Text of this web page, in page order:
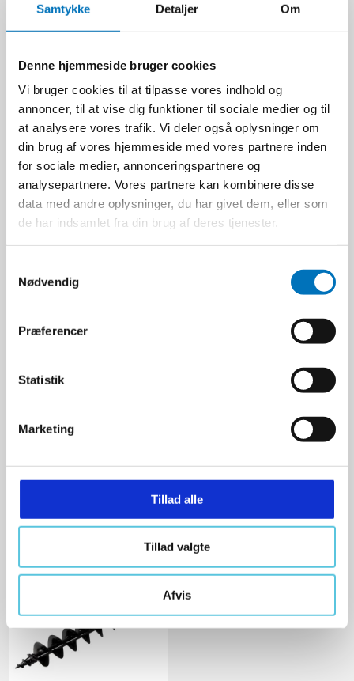
Samtykke Detaljer Om
Denne hjemmeside bruger cookies
Vi bruger cookies til at tilpasse vores indhold og
annoncer, til at vise dig funktioner til sociale medier og til
at analysere vores trafik. Vi deler også oplysninger om
din brug af vores hjemmeside med vores partnere inden
for sociale medier, annonceringspartnere og
analysepartnere. Vores partnere kan kombinere disse
data med andre oplysninger, du har givet dem, eller som
de har indsamlet fra din brug af deres tjenester.
Nødvendig
Præferencer
Statistik
Marketing
Tillad alle
Tillad valgte
Afvis
XGT 40V Solo
3.749,00 DKK